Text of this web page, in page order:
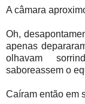
A câmara
Oh,
apenas
olhavam
saboreassem o
Caíram então em